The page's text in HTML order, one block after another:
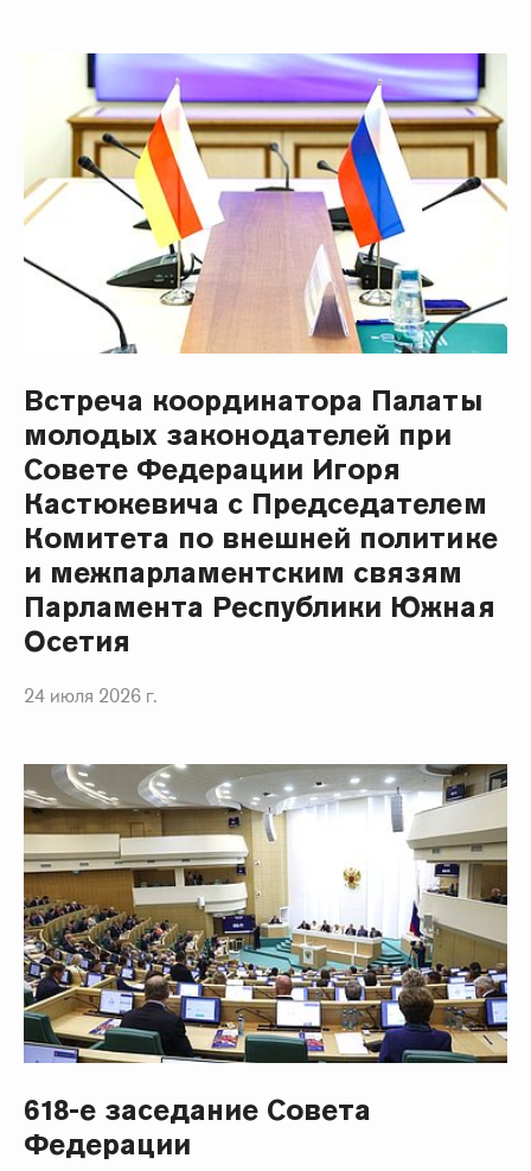
Встреча координатора Палаты
молодых законодателей при
Совете Федерации Игоря
Кастюкевича с Председателем
Комитета по внешней политике
и межпарламентским связям
Парламента Республики Южная
Осетия
24 июля 2026 г.
618-е заседание Совета
Федерации